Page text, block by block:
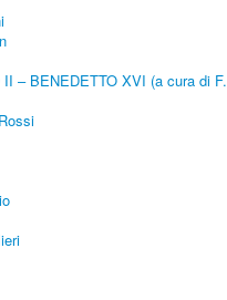
II – BENEDETTO XVI (a cura di F.